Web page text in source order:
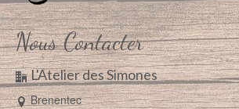
Nous Contacter
L'Atelier des Simones
Brenentec